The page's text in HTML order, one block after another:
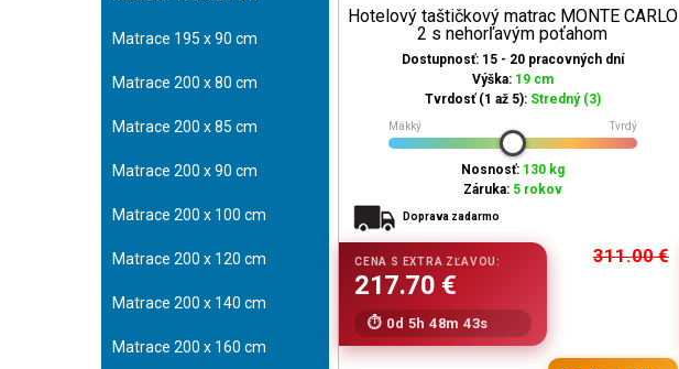
Matrace 195 x 90 cm
Matrace 200 x 80 cm
Matrace 200 x 85 cm
Matrace 200 x 90 cm
Matrace 200 x 100 cm
Matrace 200 x 120 cm
Matrace 200 x 140 cm
Matrace 200 x 160 cm
Hotelový taštičkový matrac MONTE CARLO
2 s nehorľavým poťahom
Dostupnosť: 15 - 20 pracovných dní
Výška: 19 cm
Tvrdosť (1 až 5): Stredný (3)
Mäkký Tvrdý
Nosnosť: 130 kg
Záruka: 5 rokov
Doprava zadarmo
311.00€
0d 5h 48m 42s